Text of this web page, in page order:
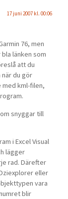
17 juni 2007 kl. 00:06
76, men
länken som
att du
du gör
med kml-filen,
snyggar till
i Excel Visual
lägger
rad. Därefter
eller
vara
blir